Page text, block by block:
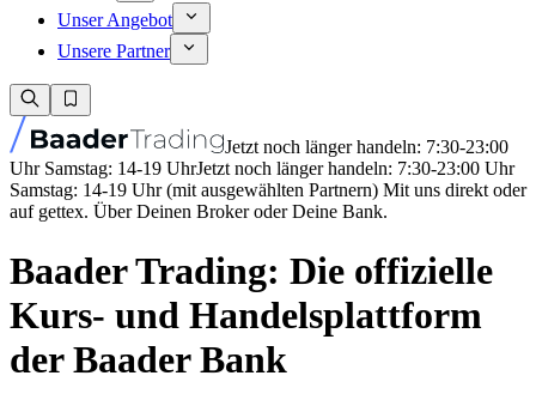
Unser Angebot
Unsere Partner
Jetzt noch länger handeln: 7:30-23:00
Uhr Samstag: 14-19 UhrJetzt noch länger handeln: 7:30-23:00 Uhr
Samstag: 14-19 Uhr (mit ausgewählten Partnern) Mit uns direkt oder
auf gettex. Über Deinen Broker oder Deine Bank.
Baader Trading: Die offizielle
Kurs- und Handelsplattform
der Baader Bank